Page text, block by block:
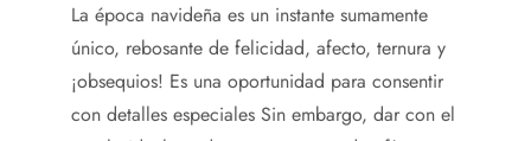
La época navideña es un instante sumamente
único, rebosante de felicidad, afecto, ternura y
¡obsequios! Es una oportunidad para consentir
con detalles especiales Sin embargo, dar con el